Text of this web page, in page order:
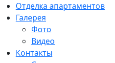
Отделка апартаментов
Галерея
Фото
Видео
Контакты